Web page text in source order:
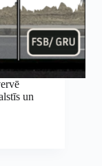
un